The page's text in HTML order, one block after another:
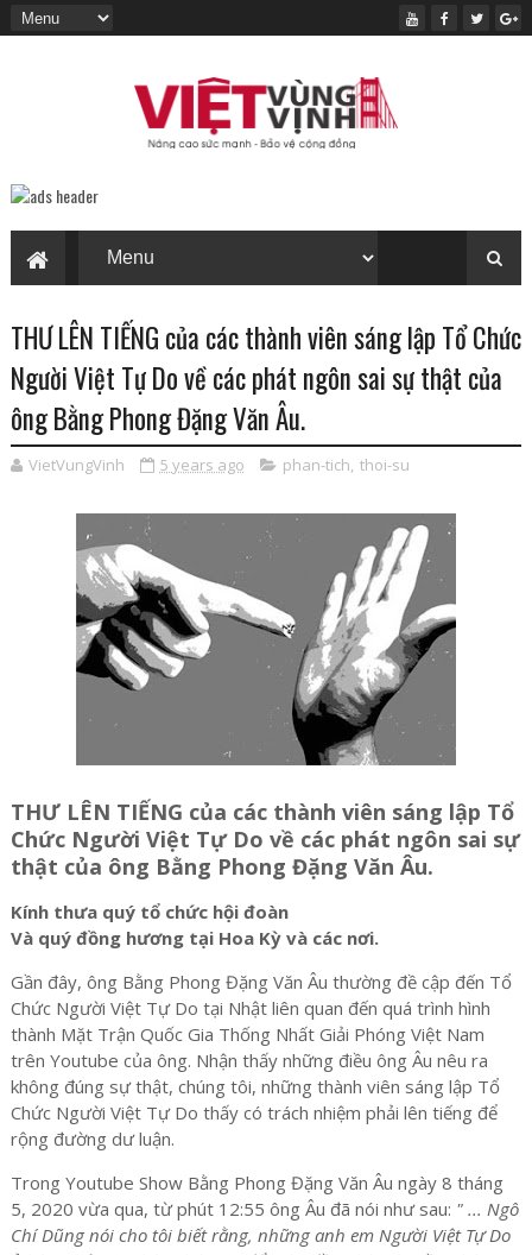
THƯ LÊN TIẾNG của các thành viên sáng lập Tổ Chức
Người Việt Tự Do về các phát ngôn sai sự thật của
ông Bằng Phong Đặng Văn Âu.
VietVungVinh 5 years ago phan-tich, thoi-su
THƯ LÊN TIẾNG của các thành viên sáng lập Tổ
Chức Người Việt Tự Do về các phát ngôn sai sự
thật của ông Bằng Phong Đặng Văn Âu.
Kính thưa quý tổ chức hội đoàn
Và quý đồng hương tại Hoa Kỳ và các nơi.
Gần đây, ông Bằng Phong Đặng Văn Âu thường đề cập đến Tổ
Chức Người Việt Tự Do tại Nhật liên quan đến quá trình hình
thành Mặt Trận Quốc Gia Thống Nhất Giải Phóng Việt Nam
trên Youtube của ông. Nhận thấy những điều ông Âu nêu ra
không đúng sự thật, chúng tôi, những thành viên sáng lập Tổ
Chức Người Việt Tự Do thấy có trách nhiệm phải lên tiếng để
rộng đường dư luận.
Trong Youtube Show Bằng Phong Đặng Văn Âu ngày 8 tháng
5, 2020 vừa qua, từ phút 12:55 ông Âu đã nói như sau: " ... Ngô
Chí Dũng nói cho tôi biết rằng, những anh em Người Việt Tự Do